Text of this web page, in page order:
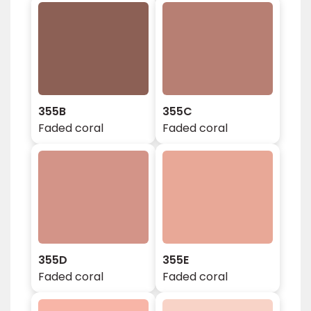
355B
Faded coral
355C
Faded coral
355D
Faded coral
355E
Faded coral